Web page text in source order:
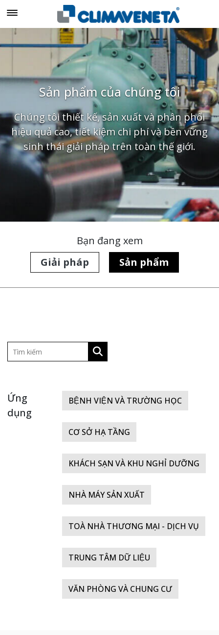
Sản phẩm của chúng tôi
Chúng tôi thiết kế, sản xuất và phân phối
hiệu quả cao, tiết kiệm chi phí và bền vững
sinh thái giải pháp trên toàn thế giới.
Bạn đang xem
Giải pháp
Sản phẩm
Ứng
dụng
BỆNH VIỆN VÀ TRƯỜNG HỌC
CƠ SỞ HẠ TẦNG
KHÁCH SẠN VÀ KHU NGHỈ DƯỠNG
NHÀ MÁY SẢN XUẤT
TOÀ NHÀ THƯƠNG MẠI - DỊCH VỤ
TRUNG TÂM DỮ LIỆU
VĂN PHÒNG VÀ CHUNG CƯ